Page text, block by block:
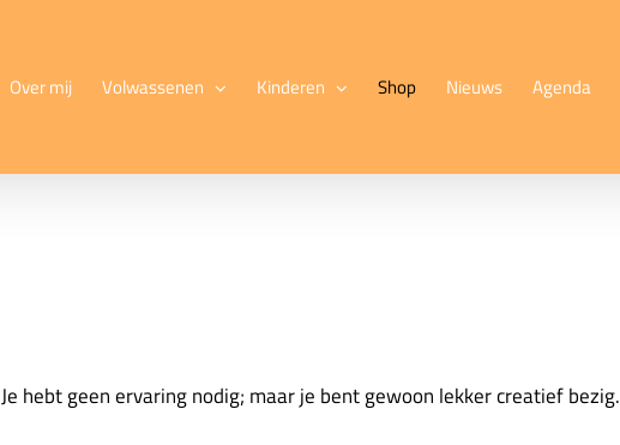
Over mij Volwassenen Kinderen Shop Nieuws Agenda
Je hebt geen ervaring nodig; maar je bent gewoon lekker creatief bezig.